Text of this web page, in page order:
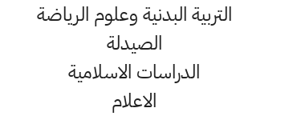
التربية البدنية وعلوم الرياضة
الصيدلة
الدراسات الاسلامية
الاعلام